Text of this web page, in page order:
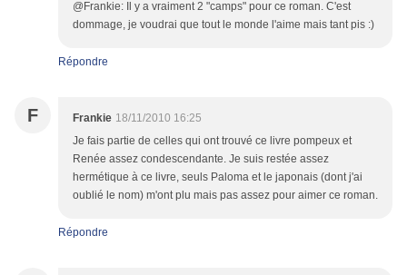
@Frankie: Il y a vraiment 2 "camps" pour ce roman. C'est
dommage, je voudrai que tout le monde l'aime mais tant pis :)
Répondre
F Frankie 18/11/2010 16:25
Je fais partie de celles qui ont trouvé ce livre pompeux et
Renée assez condescendante. Je suis restée assez
hermétique à ce livre, seuls Paloma et le japonais (dont j'ai
oublié le nom) m'ont plu mais pas assez pour aimer ce roman.
Répondre